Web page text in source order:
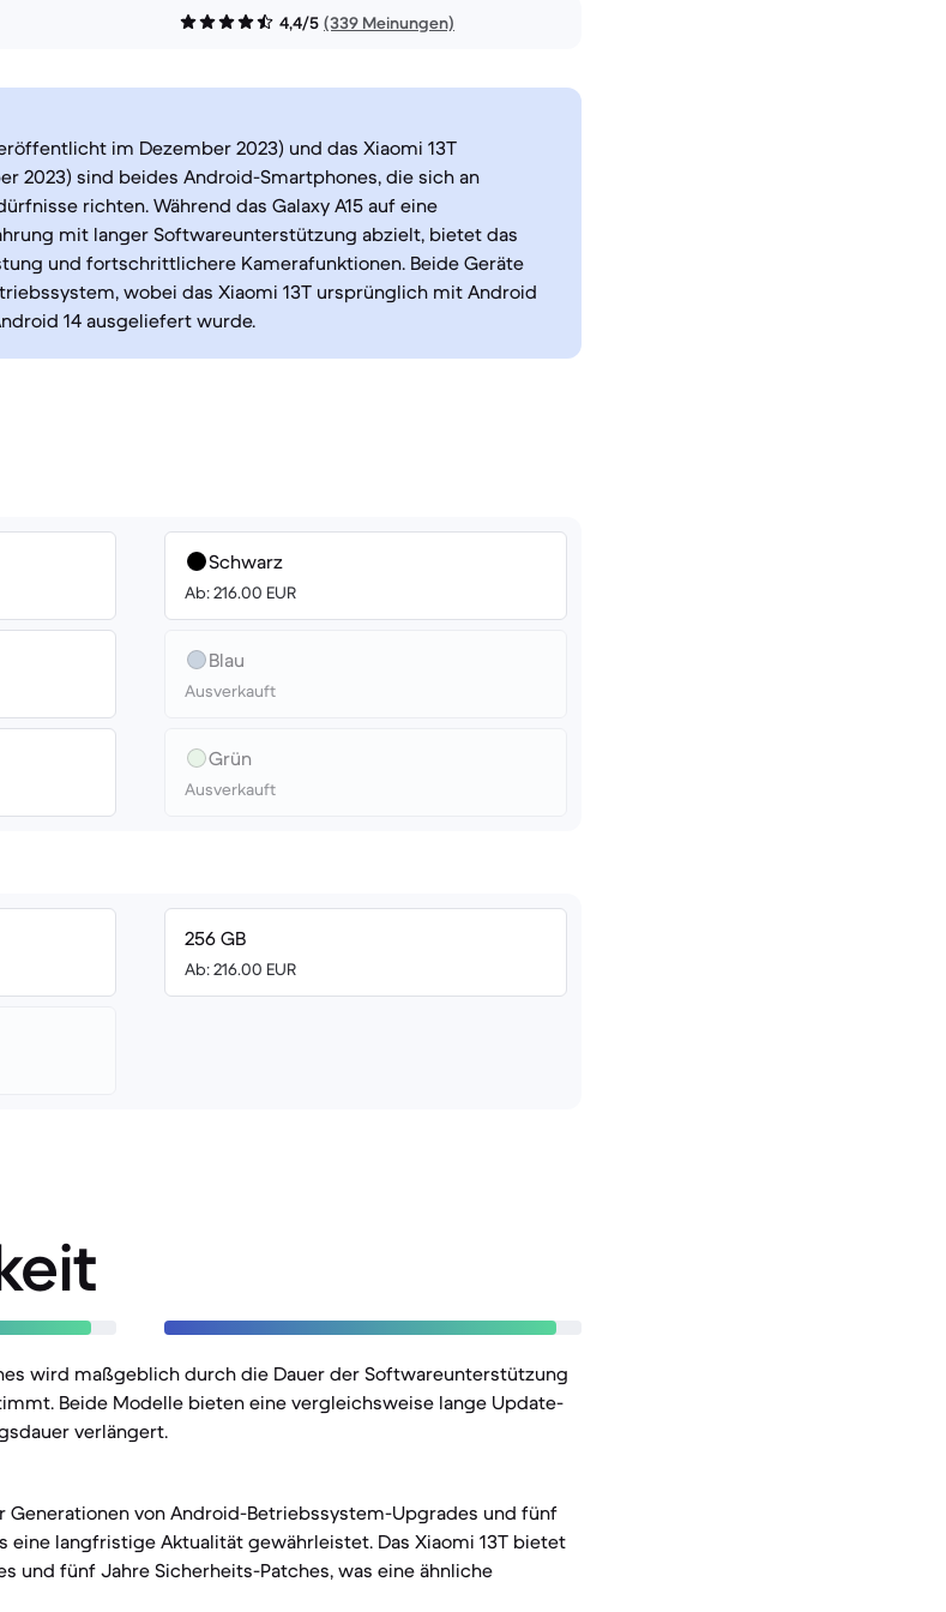
4,4/5 (339 Meinungen)
im Dezember 2023) und das Xiaomi 13T
2023) sind beides Android-Smartphones, die sich an
richten. Während das Galaxy A15 auf eine
mit langer Softwareunterstützung abzielt, bietet das
und fortschrittlichere Kamerafunktionen. Beide Geräte
wobei das Xiaomi 13T ursprünglich mit Android
14 ausgeliefert wurde.
Schwarz
Ab: 216.00 EUR
Blau
Ausverkauft
Grün
Ausverkauft
256 GB
Ab: 216.00 EUR
wird maßgeblich durch die Dauer der Softwareunterstützung
Beide Modelle bieten eine vergleichsweise lange Update-
verlängert.
Generationen von Android-Betriebssystem-Upgrades und fünf
eine langfristige Aktualität gewährleistet. Das Xiaomi 13T bietet
und fünf Jahre Sicherheits-Patches, was eine ähnliche